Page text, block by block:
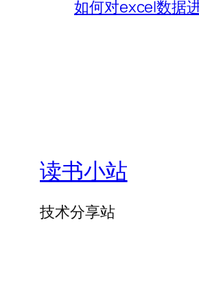
如何对excel数据
读书小站
技术分享站